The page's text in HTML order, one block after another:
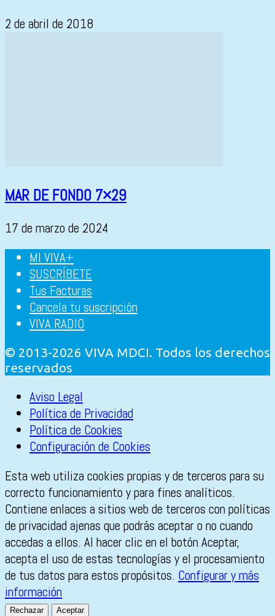
2 de abril de 2018
MAR DE FONDO 7×29
17 de marzo de 2024
MI VIVA+
SUSCRÍBETE
Tus Facturas
Cancela tu suscripción
VIVA RADIO
© 2013-2026 VIVA MDCI. Todos los derechos
reservados
Aviso Legal
Política de Privacidad
Política de Cookies
Configuración de Cookies
Esta web utiliza cookies propias y de terceros para su
correcto funcionamiento y para fines analíticos.
Contiene enlaces a sitios web de terceros con políticas
de privacidad ajenas que podrás aceptar o no cuando
accedas a ellos. Al hacer clic en el botón Aceptar,
acepta el uso de estas tecnologías y el procesamiento
de tus datos para estos propósitos. Configurar y más
información
Rechazar Aceptar